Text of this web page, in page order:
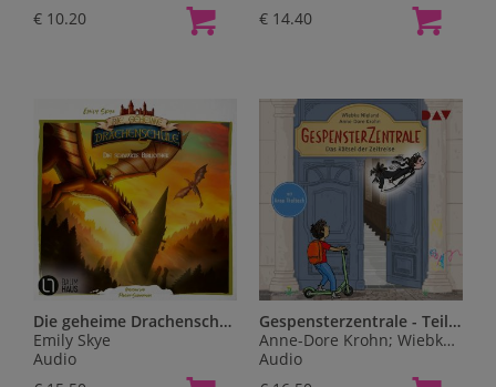
€ 10.20
€ 14.40
Die geheime Drachenschule - Die schwarze Bibliothek,2 Audio-CD
Emily Skye
Audio
Gespensterzentrale - Teil 1: Das Rätsel der Zeitreise,2 Audio-CD
Anne-Dore Krohn; Wiebke Nieland
Audio